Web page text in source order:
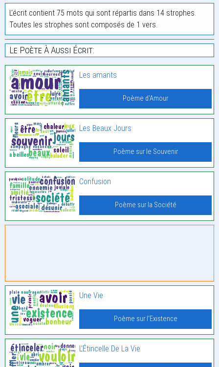
L'écrit contient 75 mots qui sont répartis dans 14 strophes.
Toutes les strophes sont composés de 1 vers.
Le Poète À Aussi Écrit:
Les amants
Poème d'Amour
Les Beaux Jours
Poème sur le Souvenir
Confusion
Poème sur la Société
Une Vie
Poème sur l'Existence
L’Étincelle De La Vie